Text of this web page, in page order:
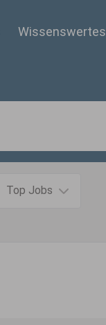
Wissenswertes
Top Jobs